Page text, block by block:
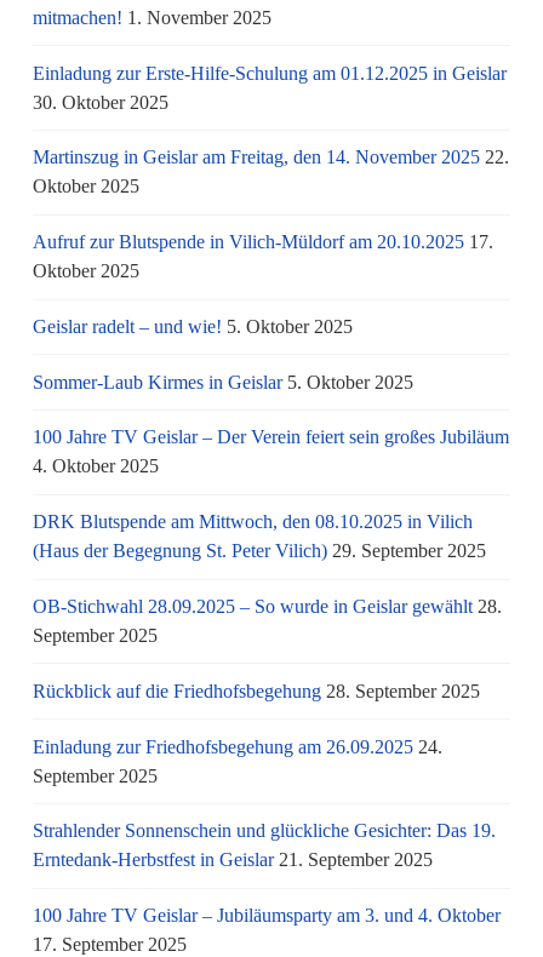
mitmachen! 1. November 2025
Einladung zur Erste-Hilfe-Schulung am 01.12.2025 in Geislar
30. Oktober 2025
Martinszug in Geislar am Freitag, den 14. November 2025 22.
Oktober 2025
Aufruf zur Blutspende in Vilich-Müldorf am 20.10.2025 17.
Oktober 2025
Geislar radelt – und wie! 5. Oktober 2025
Sommer-Laub Kirmes in Geislar 5. Oktober 2025
100 Jahre TV Geislar – Der Verein feiert sein großes Jubiläum
4. Oktober 2025
DRK Blutspende am Mittwoch, den 08.10.2025 in Vilich
(Haus der Begegnung St. Peter Vilich) 29. September 2025
OB-Stichwahl 28.09.2025 – So wurde in Geislar gewählt 28.
September 2025
Rückblick auf die Friedhofsbegehung 28. September 2025
Einladung zur Friedhofsbegehung am 26.09.2025 24.
September 2025
Strahlender Sonnenschein und glückliche Gesichter: Das 19.
Erntedank-Herbstfest in Geislar 21. September 2025
100 Jahre TV Geislar – Jubiläumsparty am 3. und 4. Oktober
17. September 2025